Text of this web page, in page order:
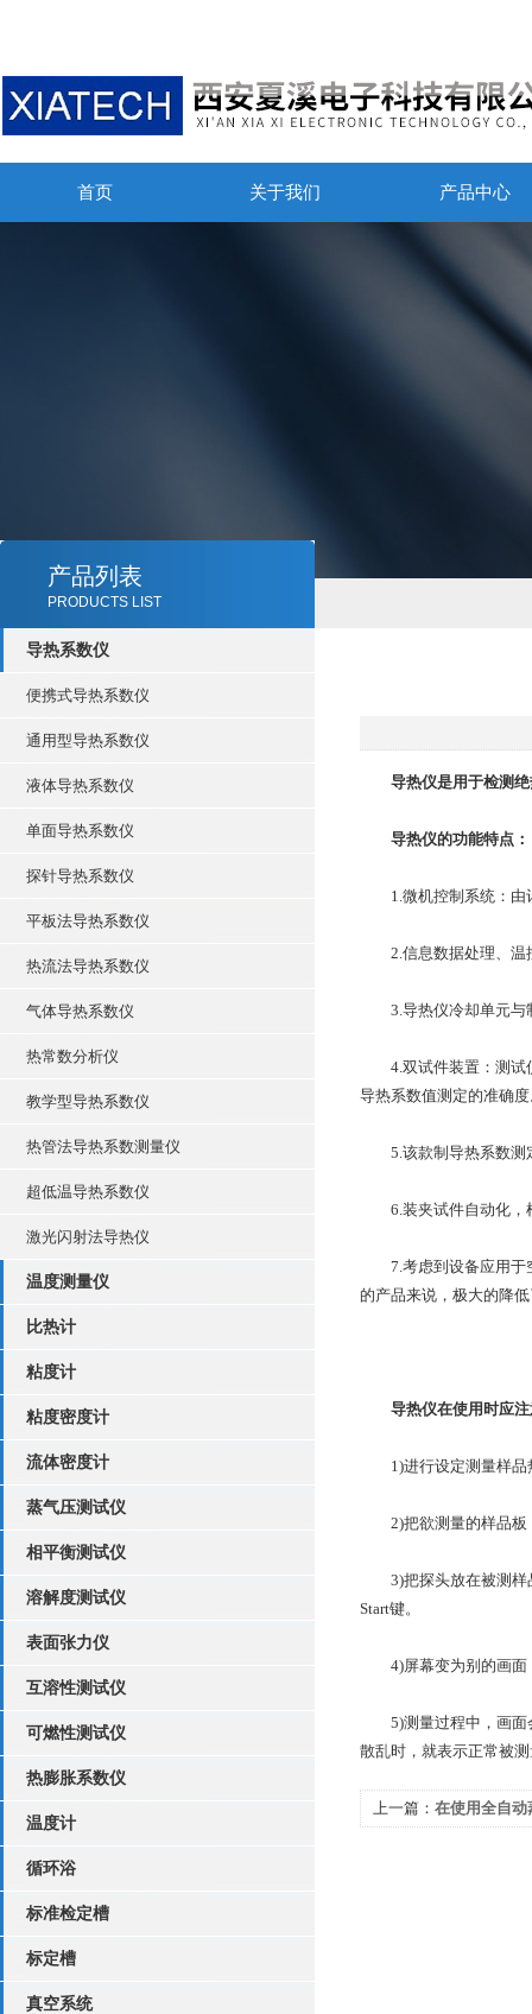
首页 关于我们 产品中心
产品列表
PRODUCTS LIST
导热系数仪
便携式导热系数仪
通用型导热系数仪
液体导热系数仪
单面导热系数仪
探针导热系数仪
平板法导热系数仪
热流法导热系数仪
气体导热系数仪
热常数分析仪
教学型导热系数仪
热管法导热系数测量仪
超低温导热系数仪
激光闪射法导热仪
温度测量仪
比热计
粘度计
粘度密度计
流体密度计
蒸气压测试仪
相平衡测试仪
溶解度测试仪
表面张力仪
互溶性测试仪
可燃性测试仪
热膨胀系数仪
温度计
循环浴
标准检定槽
标定槽
真空系统
导热仪是用于检测
导热仪的功能特点：
1.微机控制系统：由
2.信息数据处理、温
3.导热仪冷却单元与
4.双试件装置：测试仪
导热系数值测定的准确
5.该款制导热系数测定
6.装夹试件自动化，根
7.考虑到设备应用于空
的产品来说，极大的降
导热仪在使用时应
1)进行设定测量样品
2)把欲测量的样品板
3)把探头放在被测样品
Start键。
4)屏幕变为别的画面，
5)测量过程中，画面会
散乱时，就表示正常被
上一篇： 在使用全自动